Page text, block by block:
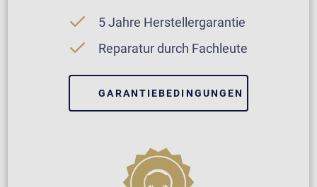
5 Jahre Herstellergarantie
Reparatur durch Fachleute
GARANTIEBEDINGUNGEN